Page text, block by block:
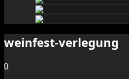
weinfest-verlegung
0